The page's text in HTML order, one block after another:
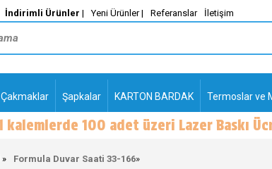
İndirimli Ürünler | Yeni Ürünler | Referanslar İletişim
Çakmaklar Şapkalar KARTON BARDAK Termoslar ve
PLASTİK TÜKENMEZ
-
»
Formula Duvar Saati 33-166